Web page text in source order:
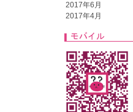
2017年6月
2017年4月